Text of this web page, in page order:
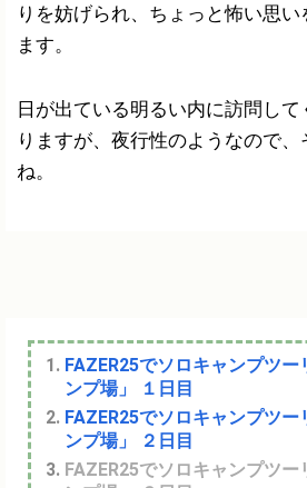
りを妨げられ、ちょっと怖い思い
ます。
日が出ている明るい内に訪問し
りますが、夜行性のようなので
ね。
FAZER25でソロキャンプツー
ンプ場」 １日目
FAZER25でソロキャンプツー
ンプ場」 ２日目
FAZER25でソロキャンプツー